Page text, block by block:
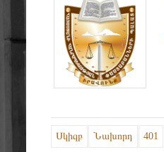
Սկիզբ Նախորդ 401